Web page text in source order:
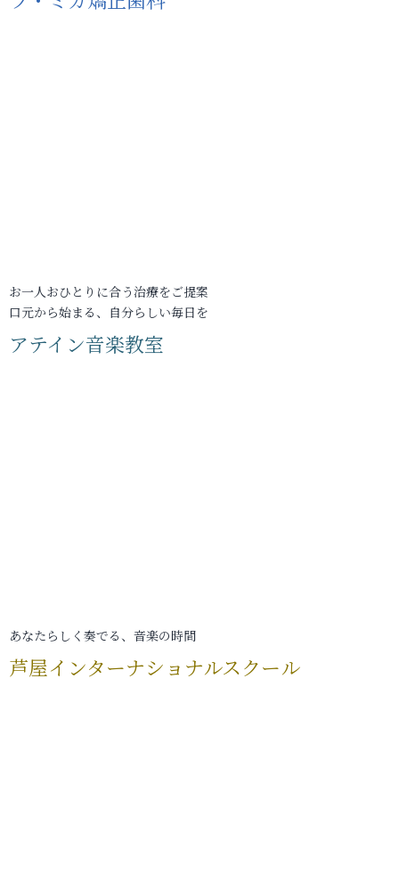
お一人おひとりに合う治療をご提案
口元から始まる、自分らしい毎日を
アテイン音楽教室
あなたらしく奏でる、音楽の時間
芦屋インターナショナルスクール